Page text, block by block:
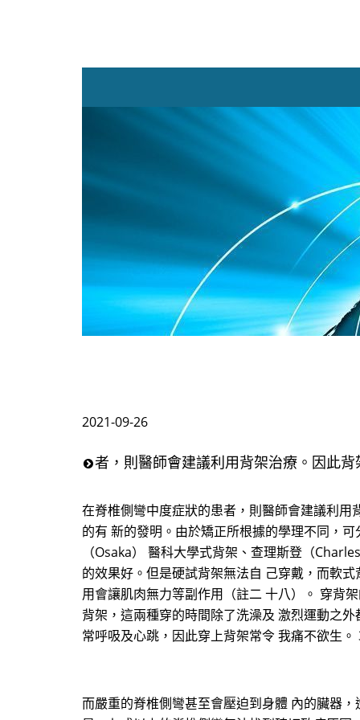
2021-09-26
者，則醫師會建議利用背架治療。因此
在脊椎側彎中度症狀的患者，則醫師會建議利
的有 新的發明。由於矯正所根據的學理不同，
（Osaka） 醫科大學式背架、查理斯登（
的效果好。但是硬試背架無法自 己穿戴，而軟
用會讓肌肉無力等副作用（註二 十八）。 穿背
背架，這兩種穿的時間除了洗澡及 激烈運動之
常呼吸及心跳，因此穿上背架常令 我痛不欲生
而嚴重的脊椎側彎甚至會壓迫到身體 內的臟器